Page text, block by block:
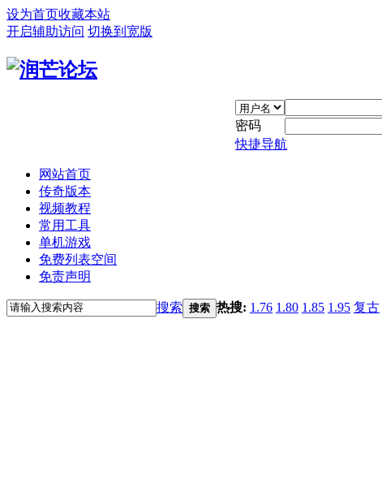
设为首页收藏本站
开启辅助访问 切换到宽版
密码
快捷导航
网站首页
传奇版本
视频教程
常用工具
单机游戏
免费列表空间
免责声明
搜索 搜索 热搜: 1.76 1.80 1.85 1.95 复古